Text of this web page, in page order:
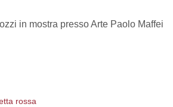
in mostra presso Arte Paolo Maffei
rossa